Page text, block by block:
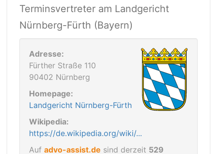
Terminsvertreter am Landgericht
Nürnberg-Fürth (Bayern)
Adresse:
Fürther Straße 110
90402 Nürnberg
Homepage:
Landgericht Nürnberg-Fürth
Wikipedia:
https://de.wikipedia.org/wiki/...
Auf advo-assist.de sind derzeit 529